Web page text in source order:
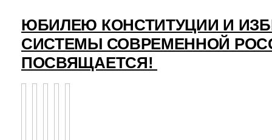
ЮБИЛЕЮ КОНСТИТУЦИИ И
СИСТЕМЫ СОВРЕМЕННОЙ
ПОСВЯЩАЕТСЯ!